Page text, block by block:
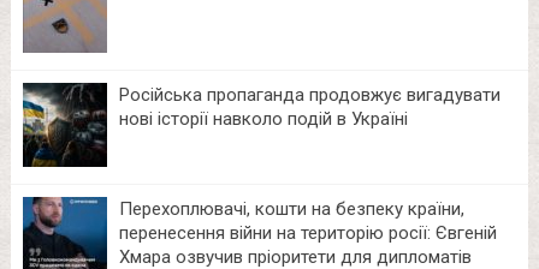
Російська пропаганда продовжує вигадувати
нові історії навколо подій в Україні
Перехоплювачі, кошти на безпеку країни,
перенесення війни на територію росії: Євгеній
Хмара озвучив пріоритети для дипломатів